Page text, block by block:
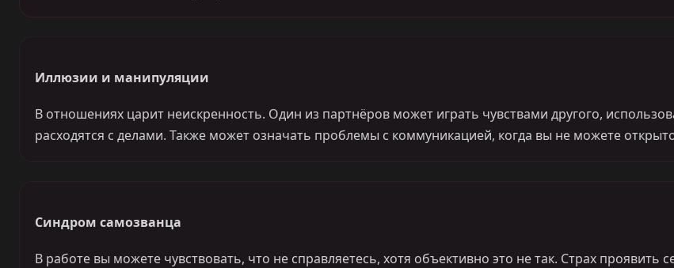
Иллюзии и манипуляции
В отношениях царит неискренность. Один из партнёров может играть чувствами другого,
расходятся с делами. Также может означать проблемы с коммуникацией, когда вы не можете
Синдром самозванца
В работе вы можете чувствовать, что не справляетесь, хотя объективно это не так. Страх проявить